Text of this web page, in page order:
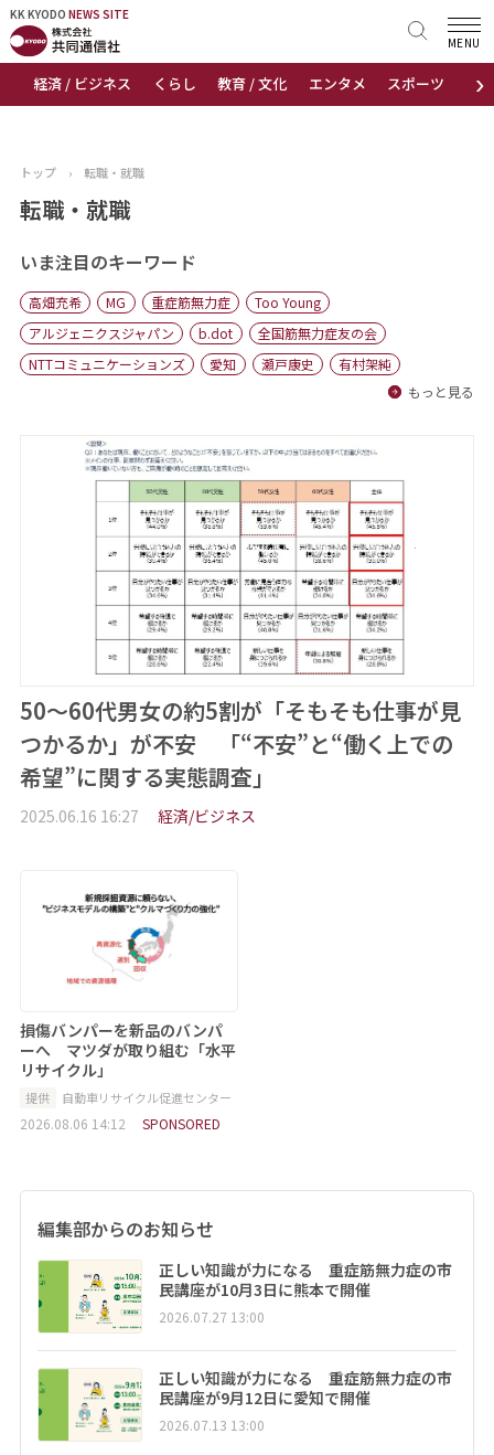
KK KYODO NEWS SITE
›
経済 / ビジネス くらし 教育 / 文化 エンタメ スポーツ 地域
MENU
KK KYODONEWS SITE
トップページ
ニュース
おすすめコンテンツ
出版物
会社概要
トップ › 転職・就職
転職・就職
いま注目のキーワード
高畑充希 MG 重症筋無力症
Too Young
アルジェニクスジャパン
b.dot
全国筋無力症友の会
NTTコミュニケーションズ
愛知 瀬戸康史
有村架純
もっと見る
50～60代男女の約5割が「そもそも仕事が見
つかるか」が不安 「“不安”と“働く上での
希望”に関する実態調査」
2025.06.16 16:27 経済/ビジネス
損傷バンパーを新品のバンパ
ーへ マツダが取り組む「水平
リサイクル」
提供 自動車リサイクル促進センター
2026.08.06 14:12 SPONSORED
編集部からのお知らせ
正しい知識が力になる 重症筋無力症の市
民講座が10月3日に熊本で開催
2026.07.27 13:00
正しい知識が力になる 重症筋無力症の市
民講座が9月12日に愛知で開催
2026.07.13 13:00